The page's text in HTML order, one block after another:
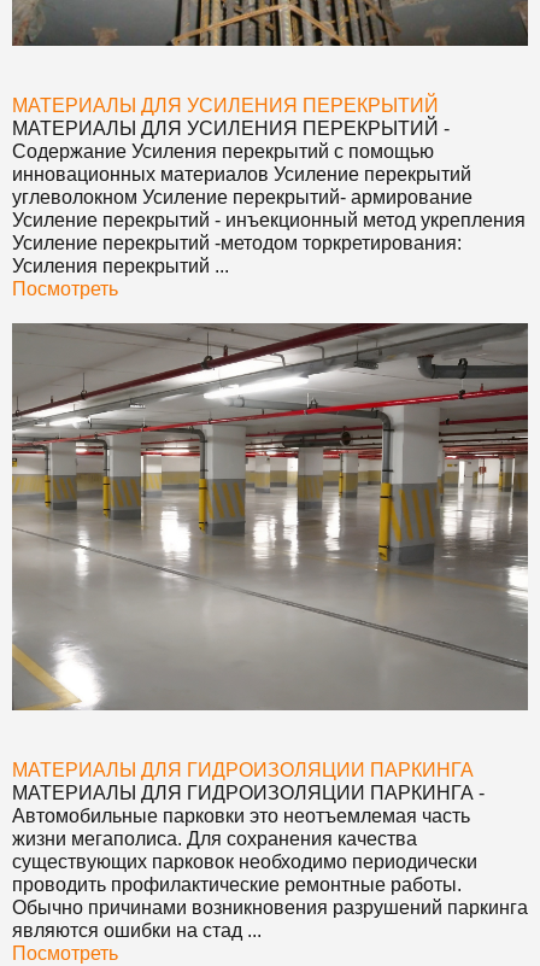
МАТЕРИАЛЫ ДЛЯ УСИЛЕНИЯ ПЕРЕКРЫТИЙ
МАТЕРИАЛЫ ДЛЯ УСИЛЕНИЯ ПЕРЕКРЫТИЙ -
Содержание Усиления перекрытий с помощью
инновационных материалов Усиление перекрытий
углеволокном Усиление перекрытий- армирование
Усиление перекрытий - инъекционный метод укрепления
Усиление перекрытий -методом торкретирования:
Усиления перекрытий ...
Посмотреть
МАТЕРИАЛЫ ДЛЯ ГИДРОИЗОЛЯЦИИ ПАРКИНГА
МАТЕРИАЛЫ ДЛЯ ГИДРОИЗОЛЯЦИИ ПАРКИНГА -
Автомобильные парковки это неотъемлемая часть
жизни мегаполиса. Для сохранения качества
существующих парковок необходимо периодически
проводить профилактические ремонтные работы.
Обычно причинами возникновения разрушений паркинга
являются ошибки на стад ...
Посмотреть